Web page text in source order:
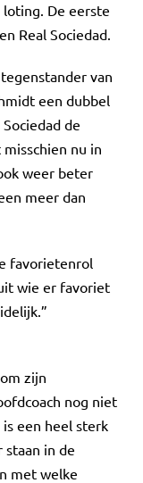
De eerste
Real Sociedad.
van
een dubbel
de
nu in
weer beter
meer dan
favorietenrol
wie er favoriet
zijn
nog niet
een heel sterk
staan in de
met welke